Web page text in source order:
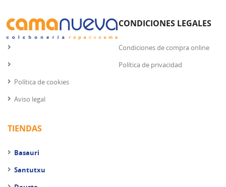
CONDICIONES LEGALES
Condiciones de compra online
Política de privacidad
Política de cookies
Aviso legal
TIENDAS
Basauri
Santutxu